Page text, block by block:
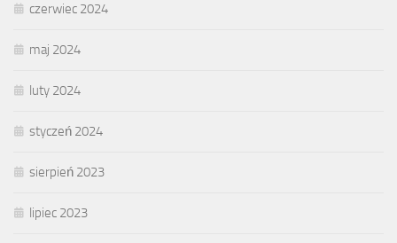
czerwiec 2024
maj 2024
luty 2024
styczeń 2024
sierpień 2023
lipiec 2023